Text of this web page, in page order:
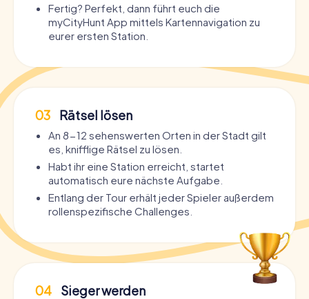
Fertig? Perfekt, dann führt euch die
myCityHunt App mittels Kartennavigation zu
eurer ersten Station.
03 Rätsel lösen
An 8-12 sehenswerten Orten in der Stadt gilt
es, knifflige Rätsel zu lösen.
Habt ihr eine Station erreicht, startet
automatisch eure nächste Aufgabe.
Entlang der Tour erhält jeder Spieler außerdem
rollenspezifische Challenges.
04 Sieger werden